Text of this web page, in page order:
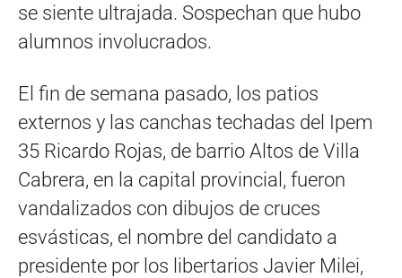
se siente ultrajada. Sospechan que hubo
alumnos involucrados.
El fin de semana pasado, los patios
externos y las canchas techadas del Ipem
35 Ricardo Rojas, de barrio Altos de Villa
Cabrera, en la capital provincial, fueron
vandalizados con dibujos de cruces
esvásticas, el nombre del candidato a
presidente por los libertarios Javier Milei,